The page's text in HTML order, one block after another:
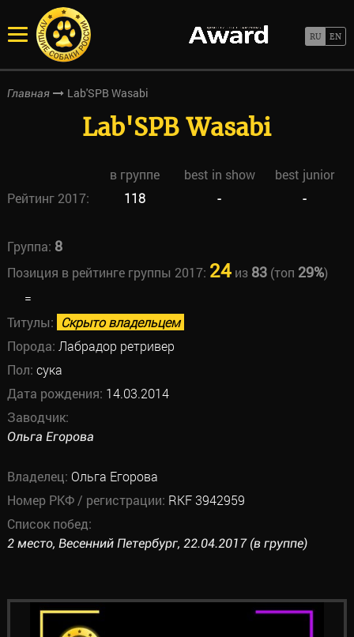
Главная Lab'SPB Wasabi
Lab'SPB Wasabi
в группе best in show
best junior
Рейтинг 2017:
118 - -
Группа: 8
Позиция в рейтинге группы 2017: 24из 83(топ 29%)
=
Титулы: Скрыто владельцем
Порода: Лабрадор ретривер
Пол: сука
Дата рождения: 14.03.2014
Заводчик:
Ольга Егорова
Владелец: Ольга Егорова
Номер РКФ / регистрации: RKF 3942959
Список побед:
2 место, Весенний Петербург, 22.04.2017 (в группе)